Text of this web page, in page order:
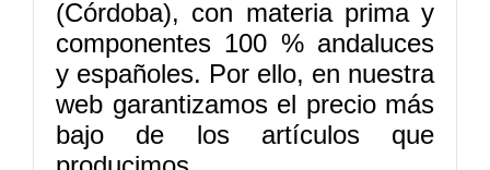
(Córdoba), con materia prima y
componentes 100 % andaluces
y españoles. Por ello, en nuestra
web garantizamos el precio más
bajo de los artículos que